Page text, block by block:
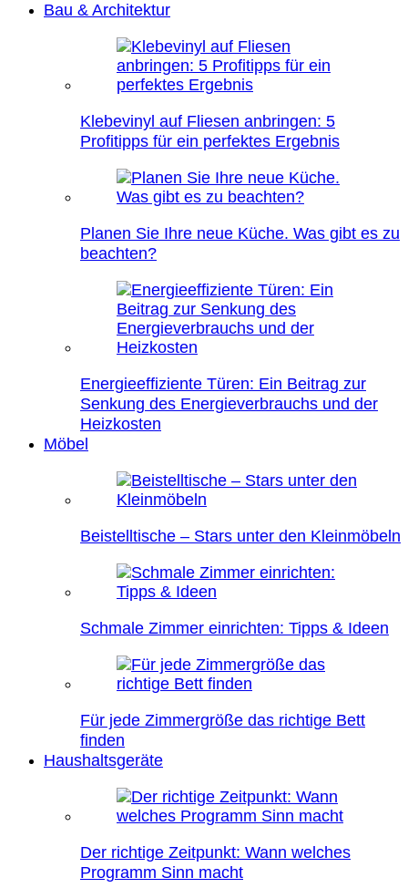
Bau & Architektur
Klebevinyl auf Fliesen anbringen: 5
Profitipps für ein perfektes Ergebnis
Planen Sie Ihre neue Küche. Was gibt es zu
beachten?
Energieeffiziente Türen: Ein Beitrag zur
Senkung des Energieverbrauchs und der
Heizkosten
Möbel
Beistelltische – Stars unter den Kleinmöbeln
Schmale Zimmer einrichten: Tipps & Ideen
Für jede Zimmergröße das richtige Bett
finden
Haushaltsgeräte
Der richtige Zeitpunkt: Wann welches
Programm Sinn macht